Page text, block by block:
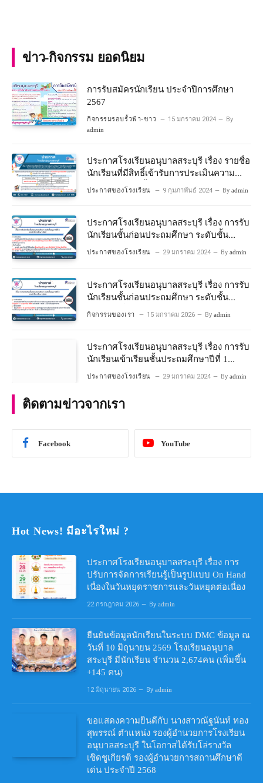
ข่าว-กิจกรรม ยอดนิยม
การรับสมัครนักเรียน ประจำปีการศึกษา
2567
กิจกรรมรอบรั้วฟ้า-ขาว 15 มกราคม 2024 By
admin
ประกาศโรงเรียนอนุบาลสระบุรี เรื่อง รายชื่อ
นักเรียนที่มีสิทธิ์เข้ารับการประเมินความ
พร้อมเข้าเรียนชั้นประถมศึกษาปีที่ 1
ประกาศของโรงเรียน 9 กุมภาพันธ์ 2024 By admin
ประกาศโรงเรียนอนุบาลสระบุรี เรื่อง การรับ
นักเรียนชั้นก่อนประถมศึกษา ระดับชั้น
อนุบาลปีที่ 2 ประจําปีการศึกษา 2567
ประกาศของโรงเรียน 29 มกราคม 2024 By admin
ประกาศโรงเรียนอนุบาลสระบุรี เรื่อง การรับ
นักเรียนชั้นก่อนประถมศึกษา ระดับชั้น
อนุบาลปีที่ ๒ ประจำปีการศึกษา ๒๕๖๙
กิจกรรมของเรา 15 มกราคม 2026 By admin
ประกาศโรงเรียนอนุบาลสระบุรี เรื่อง การรับ
นักเรียนเข้าเรียนชั้นประถมศึกษาปีที่ 1
โครงการห้องเรียนพิเศษ วิทยาศาสตร์ และ
ประกาศของโรงเรียน 29 มกราคม 2024 By admin
ติดตามข่าวจากเรา
Facebook YouTube
Hot News! มีอะไรใหม่ ?
ประกาศโรงเรียนอนุบาลสระบุรี เรื่อง การ
ปรับการจัดการเรียนรู้เป็นรูปแบบ On Hand
เนื่องในวันหยุดราชการและวันหยุดต่อเนื่อง
22 กรกฎาคม 2026 By admin
ยืนยันข้อมูลนักเรียนในระบบ DMC ข้อมูล ณ
วันที่ 10 มิถุนายน 2569 โรงเรียนอนุบาล
สระบุรี มีนักเรียน จำนวน 2,674คน (เพิ่มขึ้น
+145 คน)
12 มิถุนายน 2026 By admin
ขอแสดงความยินดีกับ นางสาวณัฐนันท์ ทอง
สุพรรณ์ ตำแหน่ง รองผู้อำนวยการโรงเรียน
อนุบาลสระบุรี ในโอกาสได้รับโล่รางวัล
เชิดชูเกียรติ รองผู้อำนวยการสถานศึกษาดี
เด่น ประจำปี 2568